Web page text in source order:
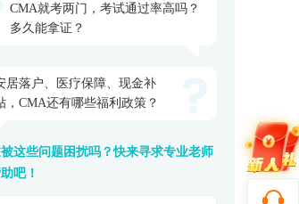
CMA就考两门，考试通过率高吗？
多久能拿证？
居落户、医疗保障、现金补
，CMA还有哪些福利政策？
这些问题困扰吗？快来寻求专业老师
吧！